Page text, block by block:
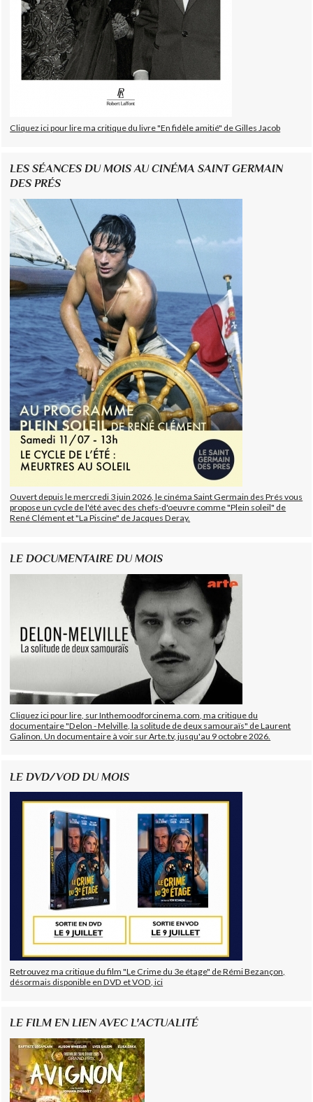
Cliquez ici pour lire ma critique du livre "En fidèle amitié" de Gilles Jacob
LES SÉANCES DU MOIS AU CINÉMA SAINT GERMAIN
DES PRÉS
Ouvert depuis le mercredi 3 juin 2026, le cinéma Saint Germain des Prés vous
propose un cycle de l'été avec des chefs-d'oeuvre comme "Plein soleil" de
René Clément et "La Piscine" de Jacques Deray.
LE DOCUMENTAIRE DU MOIS
Cliquez ici pour lire, sur Inthemoodforcinema.com, ma critique du
documentaire "Delon - Melville, la solitude de deux samouraïs" de Laurent
Galinon. Un documentaire à voir sur Arte.tv, jusqu'au 9 octobre 2026.
LE DVD/VOD DU MOIS
Retrouvez ma critique du film "Le Crime du 3e étage" de Rémi Bezançon,
désormais disponible en DVD et VOD, ici
LE FILM EN LIEN AVEC L'ACTUALITÉ